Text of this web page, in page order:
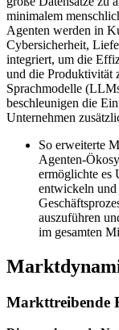
minimalem
Agenten werden in
Cybersicherheit,
integriert, um die
und die Produktivität
Sprachmodelle
beschleunigen die
Unternehmen
So erweiterte
Agenten-
ermöglichte es
entwickeln und
auszuführen
im gesamten
Markttreibende